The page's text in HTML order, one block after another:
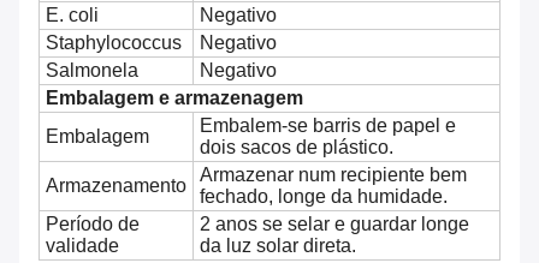
E. coli
Negativo
Staphylococcus
Negativo
Salmonela
Negativo
Embalagem e armazenagem
Embalagem
Embalem-se barris de papel e
dois sacos de plástico.
Armazenamento
Armazenar num recipiente bem
fechado, longe da humidade.
Período de
validade
2 anos se selar e guardar longe
da luz solar direta.